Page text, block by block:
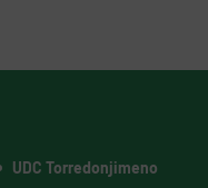
UDC Torredonjimeno